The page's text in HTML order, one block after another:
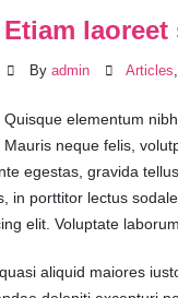
Etiam
By admin Articles
Quisque elementum
Mauris neque felis,
egestas, gravida
in porttitor lectus
elit. Voluptate
aliquid maiores